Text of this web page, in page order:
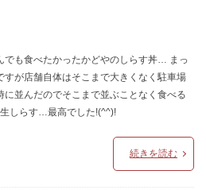
でも食べたかったかどやのしらす丼… まっ
が店舗自体はそこまで大きくなく駐車場
に並んだのでそこまで並ぶことなく食べる
しらす…最高でした!(^^)!
続きを読む